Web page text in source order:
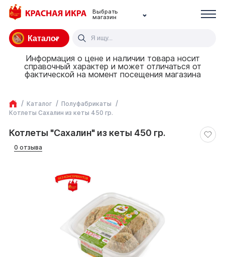
Выбрать
магазин
Каталог
Информация о цене и наличии товара носит
справочный характер и может отличаться от
фактической на момент посещения магазина
Каталог
Полуфабрикаты
Котлеты Сахалин из кеты 450 гр.
Котлеты "Сахалин" из кеты 450 гр.
0 отзыва